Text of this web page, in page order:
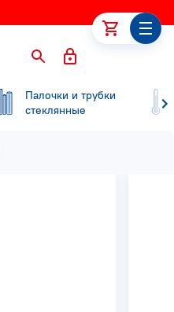
Палочки и трубки
стеклянные